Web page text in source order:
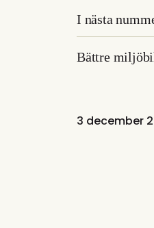
I nästa
Bättre
3 december